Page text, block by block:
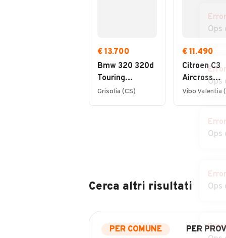
€ 13.700
Bmw 320 320d
Touring
Business
Grisolia (CS)
€ 11.490
Citroen C3
Aircross
BlueHDi 110
Vibo Valentia
Cerca altri risultati
PER COMUNE PER
Error
Ops
Error
Ops
Error
Ops
Error
Ops
Error